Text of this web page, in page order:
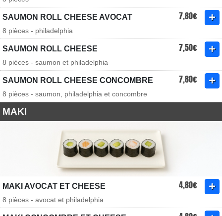
SAUMON ROLL CHEESE AVOCAT 7,80€
8 pièces - philadelphia
SAUMON ROLL CHEESE 7,50€
8 pièces - saumon et philadelphia
SAUMON ROLL CHEESE CONCOMBRE 7,80€
8 pièces - saumon, philadelphia et concombre
MAKI
MAKI AVOCAT ET CHEESE 4,80€
8 pièces - avocat et philadelphia